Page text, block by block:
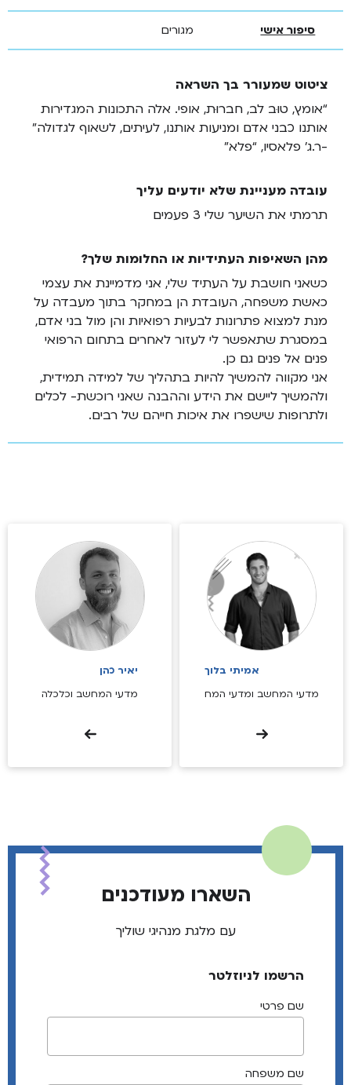
סיפור אישי מגורים
ציטוט שמעורר בך השראה
“אומץ, טוּב לב, חברוּת, אופי. אלה התכונות המגדירות
אותנו כבני אדם ומניעות אותנו, לעיתים, לשאוף לגדולה”
-ר.ג’ פלאסיו, “פלא”
עובדה מעניינת שלא יודעים עליך
תרמתי את השיער שלי 3 פעמים
מהן השאיפות העתידיות או החלומות שלך?
כשאני חושבת על העתיד שלי, אני מדמיינת את עצמי
כאשת משפחה, העובדת הן במחקר בתוך מעבדה על
מנת למצוא פתרונות לבעיות רפואיות והן מול בני אדם,
במסגרת שתאפשר לי לעזור לאחרים בתחום הרפואי
פנים אל פנים גם כן.
אני מקווה להמשיך להיות בתהליך של למידה תמידית,
ולהמשיך ליישם את הידע וההבנה שאני רוכשת- לכלים
ולתרופות שישפרו את איכות חייהם של רבים.
אמיתי בלוך
מדעי המחשב ומדעי המח
יאיר כהן
מדעי המחשב וכלכלה
השארו מעודכנים
עם מלגת מנהיגי שוליך
הרשמו לניוזלטר
שם פרטי
שם משפחה